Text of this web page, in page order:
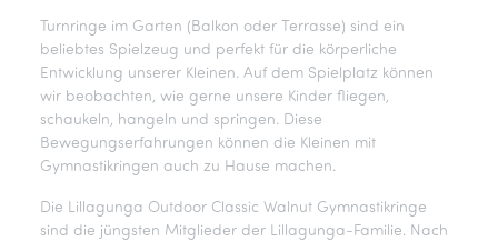
Turnringe im Garten (Balkon oder Terrasse) sind ein
beliebtes Spielzeug und perfekt für die körperliche
Entwicklung unserer Kleinen. Auf dem Spielplatz können
wir beobachten, wie gerne unsere Kinder fliegen,
schaukeln, hangeln und springen. Diese
Bewegungserfahrungen können die Kleinen mit
Gymnastikringen auch zu Hause machen.
Die Lillagunga Outdoor Classic Walnut Gymnastikringe
sind die jüngsten Mitglieder der Lillagunga-Familie. Nach